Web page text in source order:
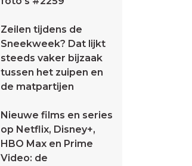
Zeilen tijdens de
Sneekweek? Dat lijkt
steeds vaker bijzaak
tussen het zuipen en
de matpartijen
Nieuwe films en series
op Netflix, Disney+,
HBO Max en Prime
Video: de